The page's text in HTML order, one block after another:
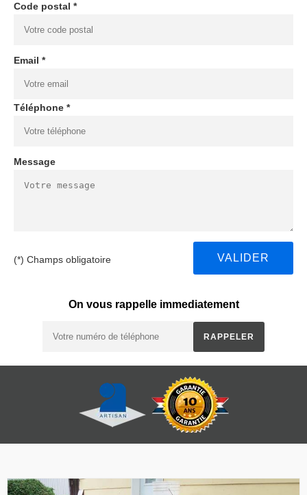
Code postal *
Email *
Téléphone *
Message
(*) Champs obligatoire
On vous rappelle immediatement